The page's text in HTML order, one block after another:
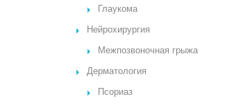
Глаукома
Нейрохирургия
Межпозвоночная грыжа
Дерматология
Псориаз